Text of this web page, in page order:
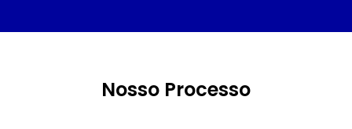
Nosso Processo